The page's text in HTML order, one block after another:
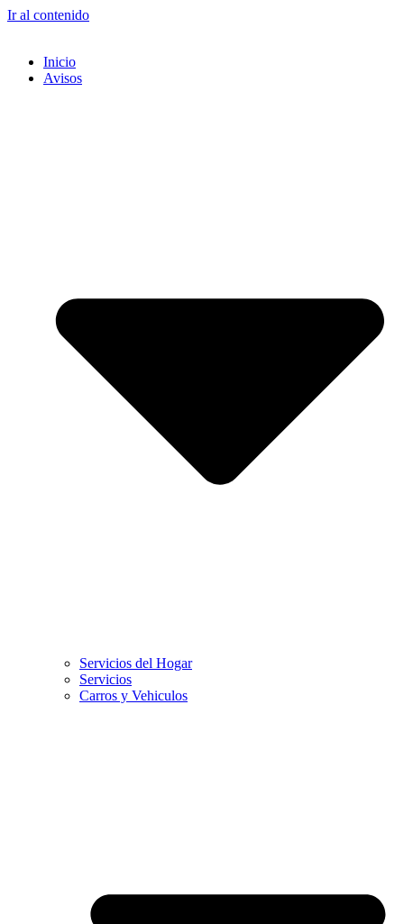
Ir al contenido
Inicio
Avisos
Servicios del Hogar
Servicios
Carros y Vehiculos